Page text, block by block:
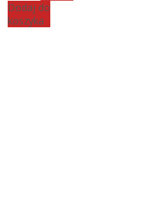
Dodaj do
koszyka